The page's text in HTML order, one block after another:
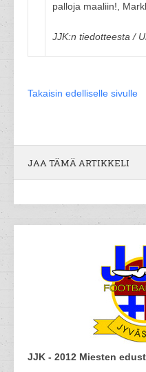
palloja maaliin!,
JJK:n tiedotteesta /
Takaisin edelliselle sivulle
JAA TÄMÄ ARTIKKELI
JJK - 2012 Miesten